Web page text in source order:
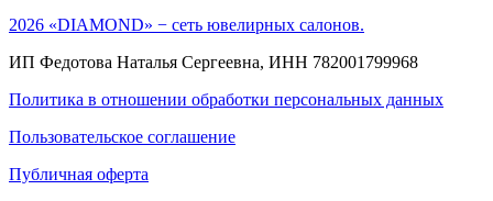
2026 «DIAMOND» − сеть ювелирных салонов.
ИП Федотова Наталья Сергеевна, ИНН 782001799968
Политика в отношении обработки персональных данных
Пользовательское соглашение
Публичная оферта